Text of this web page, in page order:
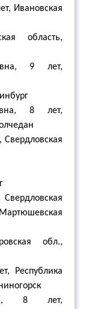
Ивановская
область,
9 лет,
8 лет,
обл.,
Республика
8 лет,